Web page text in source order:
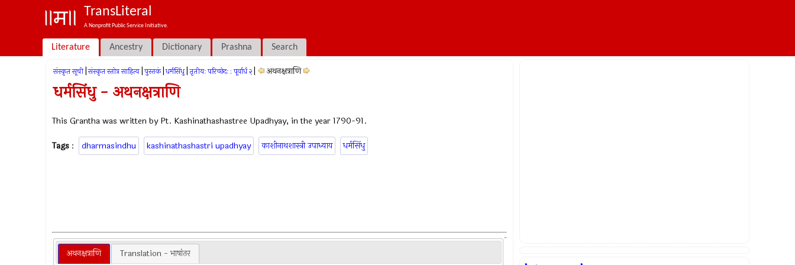
TransLiteral
A Nonprofit Public Service Initiative.
Literature Ancestry Dictionary Prashna Search
संस्कृत सूची संस्कृत स्तोत्र साहित्य पुस्तकं धर्मसिंधु तृतीयः परिच्छेदः : पूर्वार्ध २ अथनक्षत्राणि
धर्मसिंधु - अथनक्षत्राणि
This Grantha was written by Pt. Kashinathashastree Upadhyay, in the year 1790-91.
Tags : dharmasindhu kashinathashastri upadhyay काशीनाथशास्त्री उपाध्याय धर्मसिंधु
अथनक्षत्राणि Translation - भाषांतर